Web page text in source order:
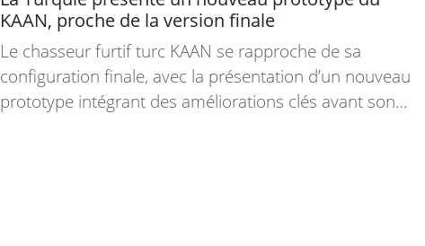
KAAN, proche de la version finale
Le chasseur furtif turc KAAN se rapproche de sa
configuration finale, avec la présentation d’un nouveau
prototype intégrant des améliorations clés avant son